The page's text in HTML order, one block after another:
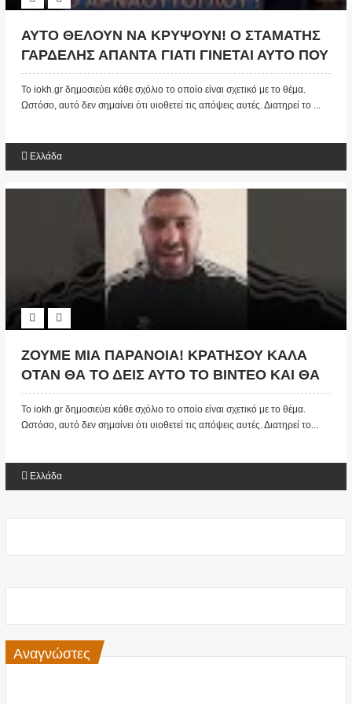
ΑΥΤΟ ΘΕΛΟΥΝ ΝΑ ΚΡΥΨΟΥΝ! Ο ΣΤΑΜΑΤΗΣ
ΓΑΡΔΕΛΗΣ ΑΠΑΝΤΑ ΓΙΑΤΙ ΓΙΝΕΤΑΙ ΑΥΤΟ ΠΟΥ
ΖΟΥΜΕ ΤΩΡΑ: «ΑΝ ΤΟ ΑΥΡΙΟ ΠΑΙΧΤΕΙ ΣΩΣΤΑ
ΘΑ ΔΩΣΕΙ ΣΤΟΝ ΚΑΘΕΝΑ ΤΟΝ ΠΡΟΣΩΠΙΚΟ
ΤΟΥ ΑΛΓΟΡΙΘΜΟ...…» (ΒΙΝΤΕΟ)
Το iokh.gr δημοσιεύει κάθε σχόλιο το οποίο είναι σχετικό με το θέμα.
Ωστόσο, αυτό δεν σημαίνει ότι υιοθετεί τις απόψεις αυτές. Διατηρεί το ...
Ελλάδα
ΖΟΥΜΕ ΜΙΑ ΠΑΡΑΝΟΙΑ! ΚΡΑΤΗΣΟΥ ΚΑΛΑ
ΟΤΑΝ ΘΑ ΤΟ ΔΕΙΣ ΑΥΤΟ ΤΟ ΒΙΝΤΕΟ ΚΑΙ ΘΑ
ΚΑΤΑΛΑΒΕΙΣ! ΚΑΡΦΩΘΗΚΑΝ ΜΟΝΟΙ ΤΟΥΣ
ΑΠΟ ΤΙΣ ΕΞΕΛΙΞΕΙΣ!
Το iokh.gr δημοσιεύει κάθε σχόλιο το οποίο είναι σχετικό με το θέμα.
Ωστόσο, αυτό δεν σημαίνει ότι υιοθετεί τις απόψεις αυτές. Διατηρεί το...
Ελλάδα
Αναγνώστες